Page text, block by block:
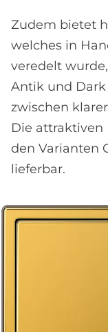
Zudem bietet
welches in
veredelt
Antik und
zwischen
Die attraktiven
den Varianten
lieferbar.